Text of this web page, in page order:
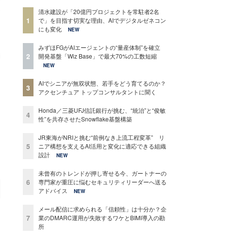
1
清水建設が「20億円プロジェクトを常駐者2名
で」を目指す切実な理由、AIでデジタルゼネコン
にも変化
NEW
2
みずほFGがAIエージェントの“量産体制”を確立
開発基盤「Wiz Base」で最大70%の工数短縮
NEW
3
AIでシニアが無双状態、若手をどう育てるのか？
アクセンチュア トップコンサルタントに聞く
4
Honda／三菱UFJ信託銀行が挑む、“統治”と“俊敏
性”を共存させたSnowflake基盤構築
5
JR東海がNRIと挑む“前例なき上流工程変革” リ
ニア構想を支えるAI活用と変化に適応できる組織
設計
NEW
6
未曾有のトレンドが押し寄せる今、ガートナーの
専門家が重圧に悩むセキュリティリーダーへ送る
アドバイス
NEW
7
メール配信に求められる「信頼性」は十分か？企
業のDMARC運用が失敗するワケとBIMI導入の勘
所